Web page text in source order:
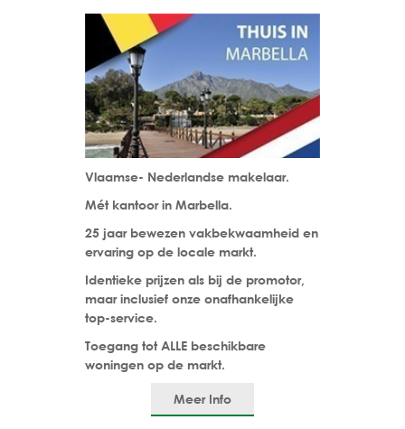
Vlaamse- Nederlandse makelaar.
Mét kantoor in Marbella.
25 jaar bewezen vakbekwaamheid en
ervaring op de locale markt.
Identieke prijzen als bij de promotor,
maar inclusief onze onafhankelijke
top-service.
Toegang tot ALLE beschikbare
woningen op de markt.
Meer Info